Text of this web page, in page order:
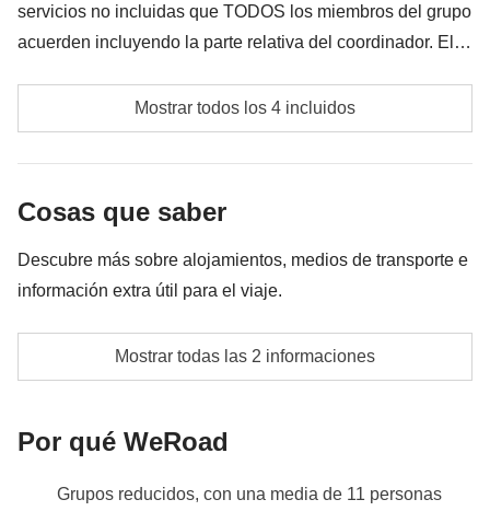
servicios no incluidas que TODOS los miembros del grupo
acuerden incluyendo la parte relativa del coordinador. El
rondará los 100€. En base a las exigencias del lugar, el
importe podrá variar y podría ser necesario incrementarlo,
en cualquier caso se devolverá el restante no utilizado.
Ferris a las islas
han acordado realizar, junto con la parte
correspondiente del coordinador. Actividades
pagadas con el fondo común: son realizadas por
proveedores locales ajenos a WeRoad (terceros) y se
su gestión ni asume responsabilidad alguna
Mostrar todos los 4 incluidos
Cosas que saber
Descubre más sobre alojamientos, medios de transporte e
información extra útil para el viaje.
En algunos casos, los alojamientos pueden tener
camas dobles estándar o camas francesas, que
Info sobre habitaciones privadas
Mostrar todas las 2 informaciones
Por qué WeRoad
Grupos reducidos, con una media de 11 personas